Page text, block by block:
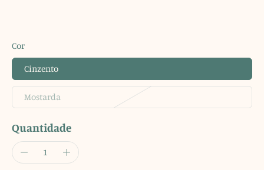
Cor
Cinzento
Mostarda
Quantidade